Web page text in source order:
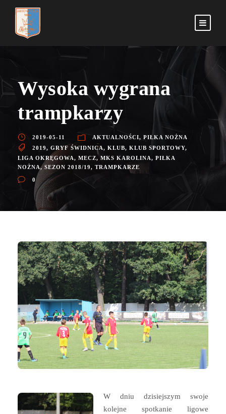
Wysoka wygrana
trampkarzy
2019-05-11 AKTUALNOŚCI, PIŁKA NOŻNA
2019, GRYF ŚWIDNICA, KLUB, KLUB SPORTOWY,
LIGA OKRĘGOWA, MECZ, MKS KAROLINA, PIŁKA
NOŻNA, SEZON 2018/19, TRAMPKARZE
0
W dniu dzisiejszym swoje
kolejne spotkanie ligowe